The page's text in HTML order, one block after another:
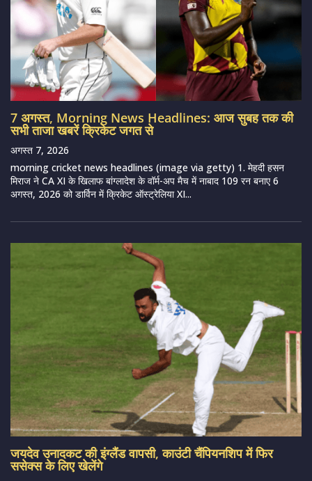
7 अगस्त, Morning News Headlines: आज सुबह तक की
सभी ताजा खबरें क्रिकेट जगत से
अगस्त 7, 2026
morning cricket news headlines (image via getty) 1. मेहदी हसन
मिराज ने CA XI के खिलाफ बांग्लादेश के वॉर्म-अप मैच में नाबाद 109 रन बनाए 6
अगस्त, 2026 को डार्विन में क्रिकेट ऑस्ट्रेलिया XI...
जयदेव उनादकट की इंग्लैंड वापसी, काउंटी चैंपियनशिप में फिर
ससेक्स के लिए खेलेंगे